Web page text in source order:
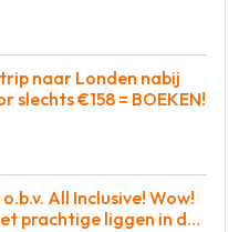
naar Londen nabij
€158 = BOEKEN!
All Inclusive! Wow!
prachtige liggen in de